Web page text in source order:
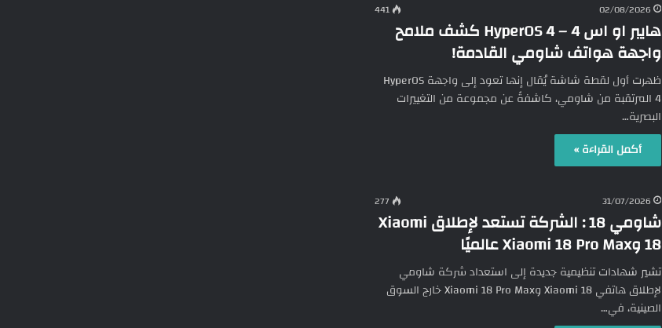
02/08/2026
441
هايبر او اس 4 – HyperOS 4 كشف ملامح
واجهة هواتف شاومي القادمة!
ظهرت أول لقطة شاشة يُقال إنها تعود إلى واجهة HyperOS
4 المرتقبة من شاومي، كاشفةً عن مجموعة من التغييرات
البصرية…
أكمل القراءة »
31/07/2026
277
شاومي 18 : الشركة تستعد لإطلاق Xiaomi
18 وXiaomi 18 Pro Max عالميًا
تشير شهادات تنظيمية جديدة إلى استعداد شركة شاومي
لإطلاق هاتفي Xiaomi 18 وXiaomi 18 Pro Max خارج السوق
الصينية، في…